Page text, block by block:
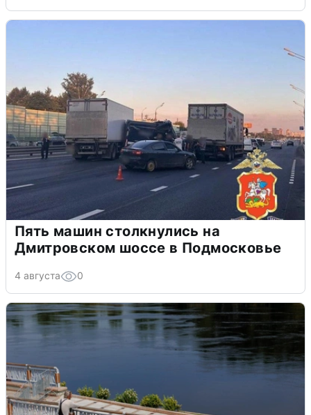
Пять машин столкнулись на
Дмитровском шоссе в Подмосковье
4 августа 0